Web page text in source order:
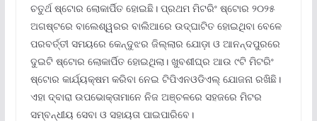
ଚତୁର୍ଥ ଷ୍ଟୋର ଲୋକାର୍ପିତ ହୋଇଛି। ପ୍ରଥମ ମିଟରିଂ ଷ୍ଟୋର ୨୦୨୫
ଅଗଷ୍ଟରେ ବାଲେଶ୍ୱରର ବାଲିଆରେ ଉଦ୍ଘାଟିତ ହୋଇଥିବା ବେଳେ
ପରବର୍ତ୍ତୀ ସମୟରେ କେନ୍ଦୁଝର ଜିଲ୍ଲାର ଯୋଡ଼ା ଓ ଆନନ୍ଦପୁରରେ
ଦୁଇଟି ଷ୍ଟୋର ଲୋକାର୍ପିତ ହୋଇଥିଲା। ଖୁବଶୀଘ୍ର ଆଉ ୯ଟି ମିଟରିଂ
ଷ୍ଟୋର କାର୍ଯ୍ୟକ୍ଷମ କରିବା ନେଇ ଟିପିଏନଓଡିଏଲ୍ ଯୋଜନା ରଖିଛି।
ଏହା ଦ୍ବାରା ଉପଭୋକ୍ତାମାନେ ନିଜ ଅଞ୍ଚଳରେ ସହଜରେ ମିଟର
ସମ୍ବନ୍ଧୀୟ ସେବା ଓ ସହାୟତା ପାଇପାରିବେ।